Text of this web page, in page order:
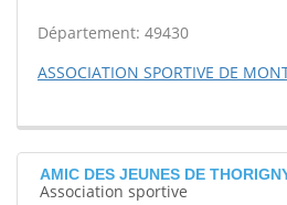
Département: 49430
ASSOCIATION SPORTIVE DE
AMIC DES JEUNES DE
Association sportive